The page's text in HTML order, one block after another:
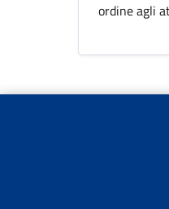
ordine agli